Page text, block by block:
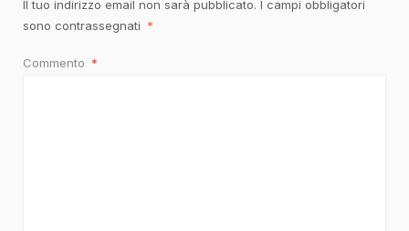
Il tuo indirizzo email non sarà pubblicato. I campi obbligatori
sono contrassegnati *
Commento *